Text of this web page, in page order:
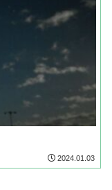
2024.01.03